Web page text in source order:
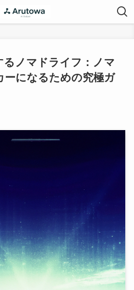
るノマドライフ：ノマ
ーになるための究極ガ